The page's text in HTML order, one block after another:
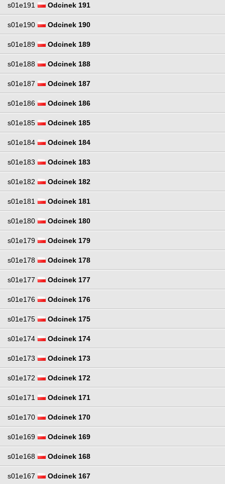
s01e191 Odcinek 191
s01e190 Odcinek 190
s01e189 Odcinek 189
s01e188 Odcinek 188
s01e187 Odcinek 187
s01e186 Odcinek 186
s01e185 Odcinek 185
s01e184 Odcinek 184
s01e183 Odcinek 183
s01e182 Odcinek 182
s01e181 Odcinek 181
s01e180 Odcinek 180
s01e179 Odcinek 179
s01e178 Odcinek 178
s01e177 Odcinek 177
s01e176 Odcinek 176
s01e175 Odcinek 175
s01e174 Odcinek 174
s01e173 Odcinek 173
s01e172 Odcinek 172
s01e171 Odcinek 171
s01e170 Odcinek 170
s01e169 Odcinek 169
s01e168 Odcinek 168
s01e167 Odcinek 167